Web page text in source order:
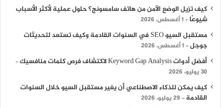
كيف تزيل الوضع الآمن من هاتف سامسونج؟ حلول عملية لأكثر الأسباب
شيوعًا
1 أغسطس، 2026
مستقبل السيو SEO في السنوات القادمة وكيف تستعد لتحديثات
جوجل 1 أغسطس، 2026
أفضل أدوات Keyword Gap Analysis لاكتشاف فرص كلمات منافسيك
30 يوليو، 2026
كيف يمكن للذكاء الاصطناعي أن يغير مستقبل السيو خلال السنوات
القادمة
29 يوليو، 2026